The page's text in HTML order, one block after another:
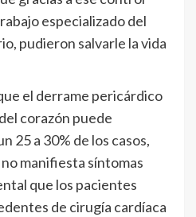
especializado del
pudieron salvarle la vida
el derrame pericárdico
corazón puede
25 a 30% de los casos,
manifiesta síntomas
que los pacientes
de cirugía cardíaca